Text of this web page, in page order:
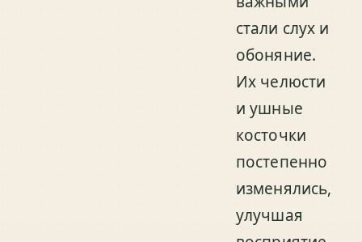
стали слух и
обоняние.
Их челюсти
и ушные
косточки
постепенно
изменялись,
улучшая